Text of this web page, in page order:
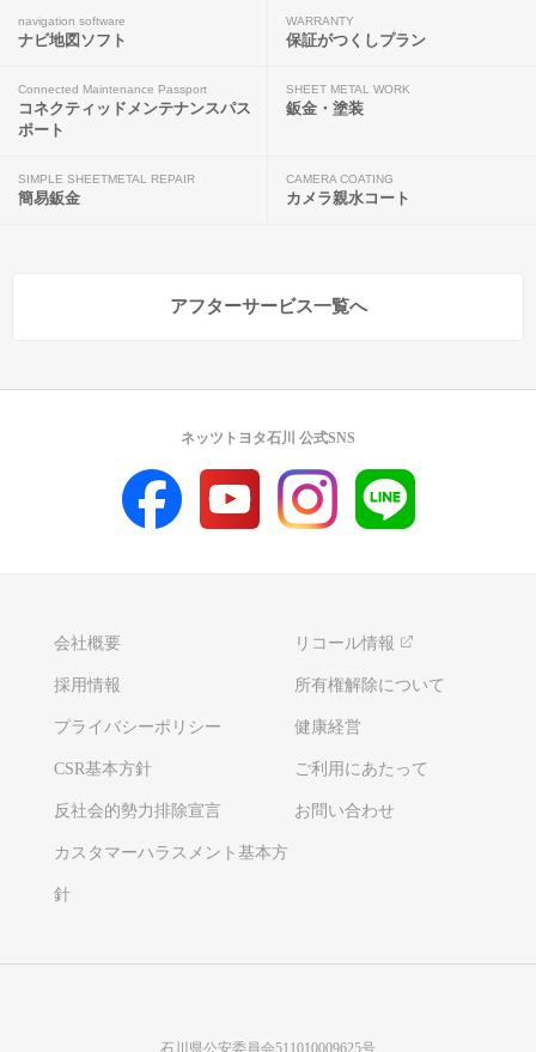
navigation software
ナビ地図ソフト
WARRANTY
保証がつくしプラン
Connected Maintenance Passport
コネクティッドメンテナンスパス
ポート
SHEET METAL WORK
鈑金・塗装
SIMPLE SHEETMETAL REPAIR
簡易鈑金
CAMERA COATING
カメラ親水コート
アフターサービス一覧へ
会社概要 リコール情報
採用情報 所有権解除について
プライバシーポリシー 健康経営
CSR基本方針 ご利用にあたって
反社会的勢力排除宣言 お問い合わせ
カスタマーハラスメント基本方
針
ネッツトヨタ石川 公式SNS
石川県公安委員会511010009625号